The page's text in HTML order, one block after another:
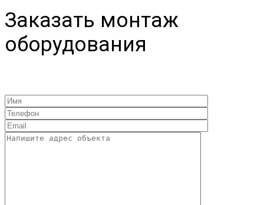
Заказать монтаж
оборудования